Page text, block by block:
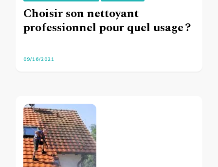
Choisir son nettoyant
professionnel pour quel usage ?
09/16/2021